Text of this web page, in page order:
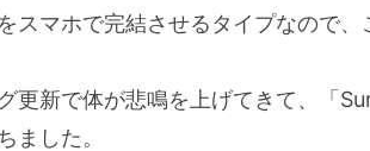
スマホで完結させるタイプなので
更新で体が悲鳴を上げてきて、「
ました。